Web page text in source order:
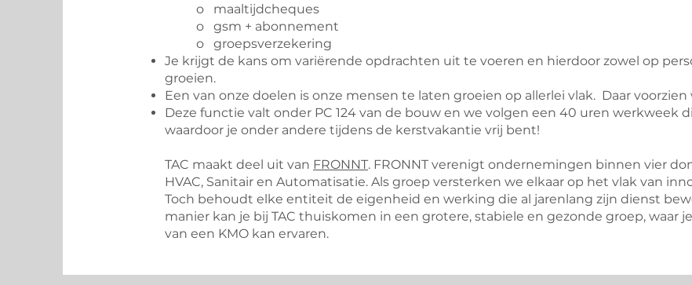
o maaltijdcheques
o gsm + abonnement
o groepsverzekering
Je krijgt de kans om variërende opdrachten uit te voeren en hierdoor zowel op
groeien.
Een van onze doelen is onze mensen te laten groeien op allerlei vlak. Daar
Deze functie valt onder PC 124 van de bouw en we volgen een 40 uren werkweek
waardoor je onder andere tijdens de kerstvakantie vrij bent!
TAC maakt deel uit van FRONNT. FRONNT verenigt ondernemingen binnen vier
HVAC, Sanitair en Automatisatie. Als groep versterken we elkaar op het vlak van
Toch behoudt elke entiteit de eigenheid en werking die al jarenlang zijn dienst
manier kan je bij TAC thuiskomen in een grotere, stabiele en gezonde groep, waar
van een KMO kan ervaren.